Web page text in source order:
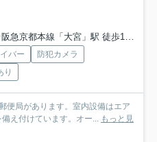
阪急京都本線「大宮」駅 徒歩10分
バー
防犯カメラ
り
便局があります。室内設備はエア
え付けています。オー...
もっと見